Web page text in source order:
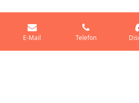
E-Mail Telefon